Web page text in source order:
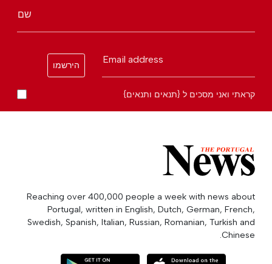
שם
Email address
הירשמו
קראתי ואני מסכים ל {תנאים ותנאים}
Reaching over 400,000 people a week with news about
Portugal, written in English, Dutch, German, French,
Swedish, Spanish, Italian, Russian, Romanian, Turkish and
Chinese.